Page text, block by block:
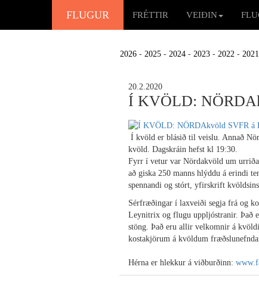
FLUGUR FRÉTTIR VEIÐIN
2026 - 2025 - 2024 - 2023 - 2022 - 2021
20.2.2020
Í KVÖLD:
Í kvöld er blásið til veislu. Annað
kvöld. Dagskráin hefst kl 19:30.
Fyrr í vetur var Nördakvöld um
að giska 250 manns hlýddu á erindi
spennandi og stórt, yfirskrift
Sérfræðingar í laxveiði segja frá og
Leynitrix og flugu uppljóstranir. Það
stöng. Það eru allir velkomnir á
kostakjörum á kvöldum
Hérna er hlekkur á viðburðinn: